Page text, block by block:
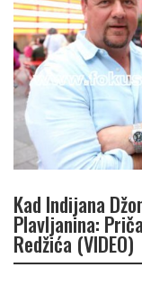
Kad Indijana
Plavljanina:
Redžića (VIDEO)